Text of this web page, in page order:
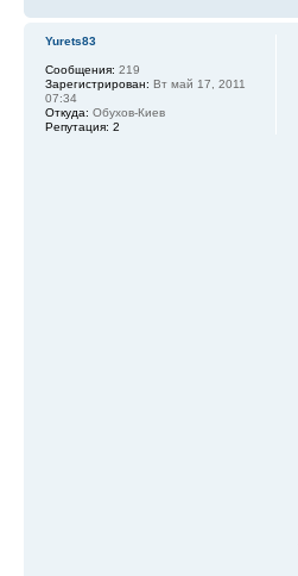
Yurets83
Сообщения: 219
Зарегистрирован: Вт май 17, 2011
07:34
Откуда: Обухов-Киев
Репутация: 2